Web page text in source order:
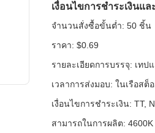
เงื่อนไขการชำระเงินแล
จำนวนสั่งซื้อขั้นต่ำ: 50 ชิ้น
ราคา: $0.69
รายละเอียดการบรรจุ: เท
เวลาการส่งมอบ: ในเรือสต็
เงื่อนไขการชำระเงิน: TT,
สามารถในการผลิต: